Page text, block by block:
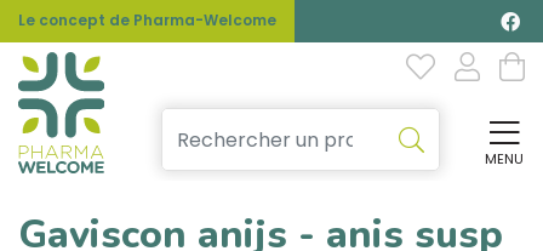
Le concept de Pharma-Welcome
MENU
Gaviscon anijs - anis susp